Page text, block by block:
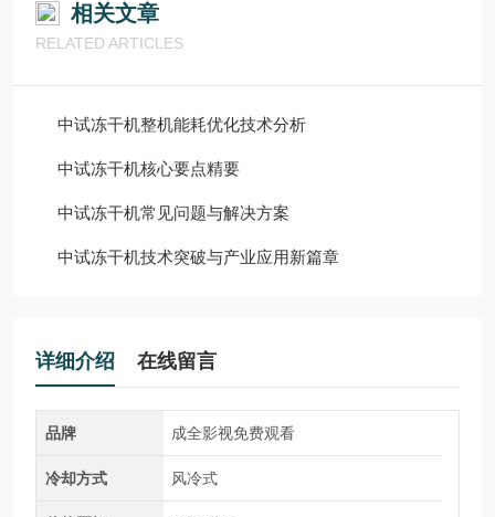
相关文章
RELATED ARTICLES
中试冻干机整机能耗优化技术分析
中试冻干机核心要点精要
中试冻干机常见问题与解决方案
中试冻干机技术突破与产业应用新篇章
详细介绍 在线留言
品牌 成全影视免费观看
冷却方式 风冷式